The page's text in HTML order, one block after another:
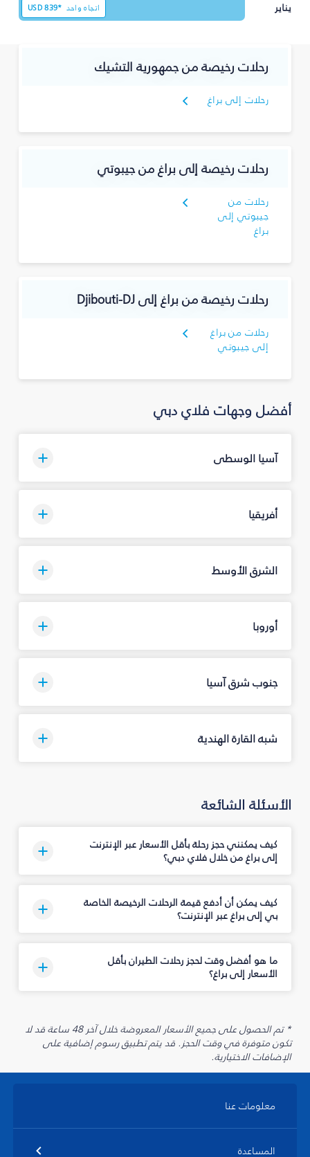
يناير اتجاه واحد USD839*
رحلات رخيصة من جمهورية التشيك
رحلات إلى براغ
رحلات رخيصة إلى براغ من جيبوتي
رحلات من
جيبوتي إلى
براغ
رحلات رخيصة من براغ إلى Djibouti-DJ
رحلات من براغ
إلى جيبوتي
أفضل وجهات فلاي دبي
آسيا الوسطى
أفريقيا
الشرق الأوسط
أوروبا
جنوب شرق آسيا
شبه القارة الهندية
الأسئلة الشائعة
كيف يمكنني حجز رحلة بأقل الأسعار عبر الإنترنت
إلى براغ من خلال فلاي دبي؟
كيف يمكن أن أدفع قيمة الرحلات الرخيصة الخاصة
بي إلى براغ عبر الإنترنت؟
ما هو أفضل وقت لحجز رحلات الطيران بأقل
الأسعار إلى براغ؟
* تم الحصول على جميع الأسعار المعروضة خلال آخر 48 ساعة قد لا
تكون متوفرة في وقت الحجز. قد يتم تطبيق رسوم إضافية على
الإضافات الاختيارية.
معلومات عنا
المساعدة